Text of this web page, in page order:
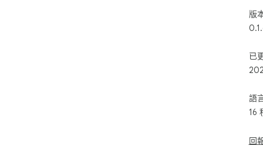
版
已
回
語
16